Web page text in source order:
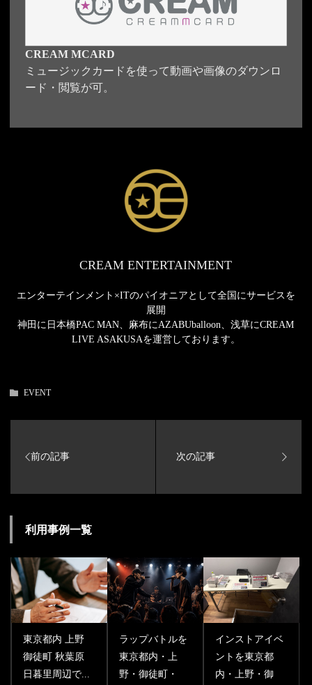
CREAM MCARD
ミュージックカードを使って動画や画像のダウンロ
ード・閲覧が可。
CREAM ENTERTAINMENT
エンターテインメント×ITのパイオニアとして全国にサービスを
展開
神田に日本橋PAC MAN、麻布にAZABUballoon、浅草にCREAM
LIVE ASAKUSAを運営しております。
EVENT
利用事例一覧
東京都内 上野
御徒町 秋葉原
日暮里周辺で...
ラップバトルを
東京都内・上
野・御徒町・
インストアイベ
ントを東京都
内・上野・御